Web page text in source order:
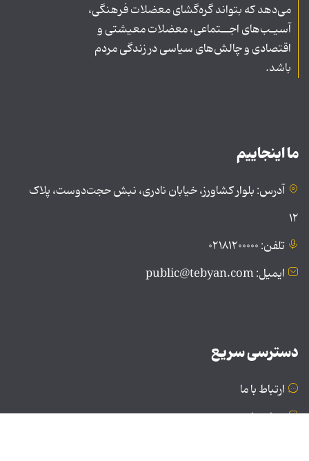
می‌دهد که بتواند گره‌گشای معضلات فرهنگی،
آسیـب‌های اجــتماعی، معضلات معیشتی و
اقتصادی و چالش‌های سیاسی در زندگی مردم
باشد.
ما اینجاییم
آدرس: بلوار کشاورز، خیابان نادری، نبش حجت‌دوست، پلاک
۱۲
تلفن: ۰۲۱۸۱۲۰۰۰۰۰
ایمیل: public@tebyan.com
دسترسی سریع
ارتباط با ما
درباره ما